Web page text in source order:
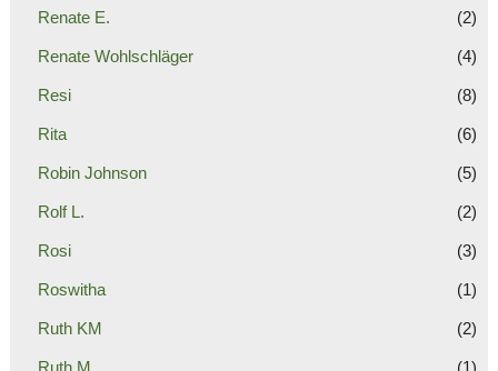
Renate E. (2)
Renate Wohlschläger (4)
Resi (8)
Rita (6)
Robin Johnson (5)
Rolf L. (2)
Rosi (3)
Roswitha (1)
Ruth KM (2)
Ruth M. (1)